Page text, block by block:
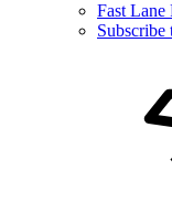
Fast Lane
Subscribe